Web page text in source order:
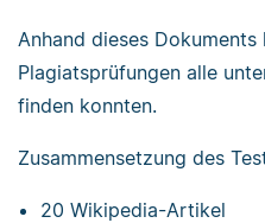
Anhand dieses
Plagiatsprüfungen alle
finden konnten.
Zusammensetzung des
20 Wikipedia-Artikel